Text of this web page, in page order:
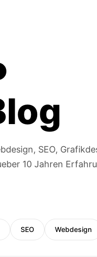
SEO,
10 Jahren
SEO Webdesign